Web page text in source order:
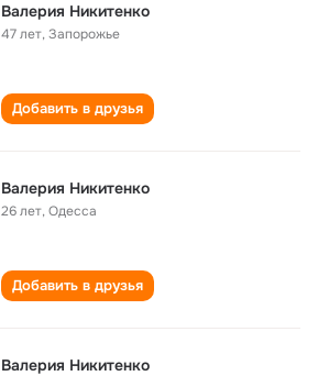
Валерия Никитенко
47 лет,Запорожье
Добавить в друзья
Валерия Никитенко
26 лет,Одесса
Добавить в друзья
Валерия Никитенко